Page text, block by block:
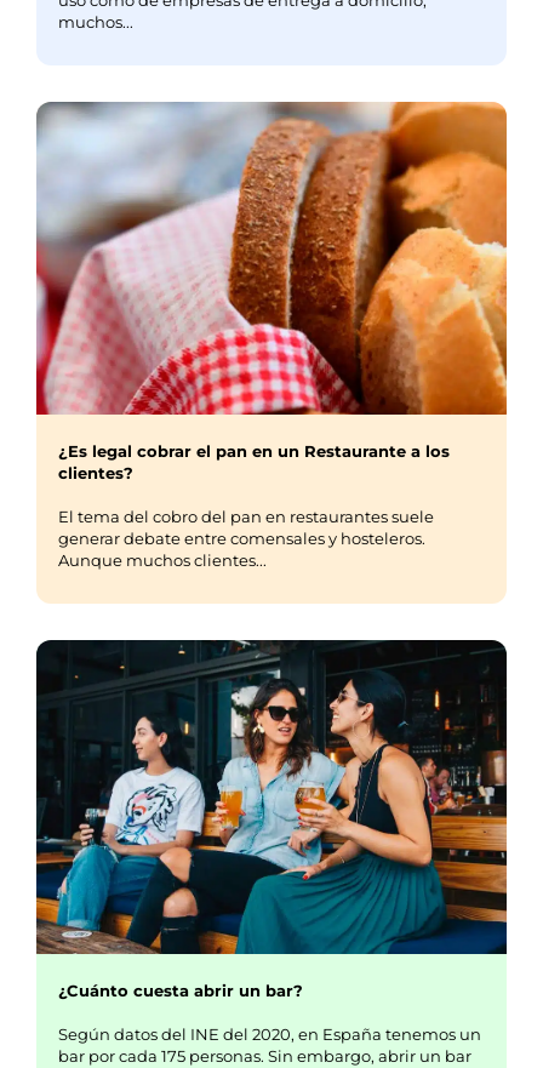
muchos...
¿Es legal cobrar el pan en un Restaurante a los
clientes?
El tema del cobro del pan en restaurantes suele
generar debate entre comensales y hosteleros.
Aunque muchos clientes...
¿Cuánto cuesta abrir un bar?
Según datos del INE del 2020, en España tenemos un
bar por cada 175 personas. Sin embargo, abrir un bar